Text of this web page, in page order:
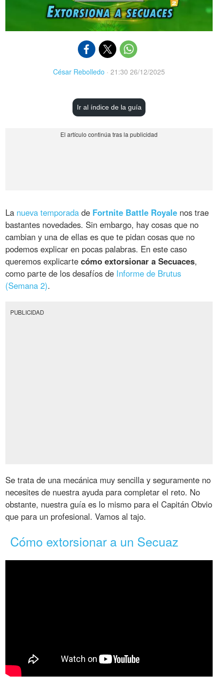
César Rebolledo · 21:30 26/12/2025
Ir al índice de la guía
La nueva temporada de Fortnite Battle Royale nos trae
bastantes novedades. Sin embargo, hay cosas que no
cambian y una de ellas es que te pidan cosas que no
podemos explicar en pocas palabras. En este caso
queremos explicartecómo extorsionar a Secuaces,
como parte de los desafíos de Informe de Brutus
(Semana 2).
PUBLICIDAD
Se trata de una mecánica muy sencilla y seguramente no
necesites de nuestra ayuda para completar el reto. No
obstante, nuestra guía es lo mismo para el Capitán Obvio
que para un profesional. Vamos al tajo.
Cómo extorsionar a un Secuaz